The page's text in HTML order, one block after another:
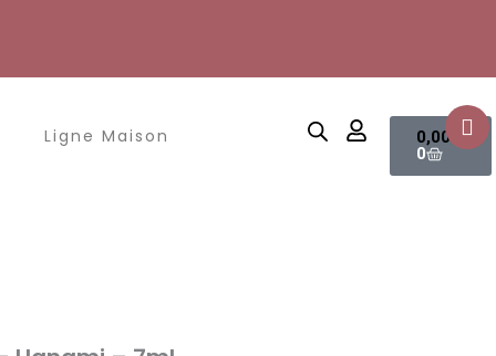
Ligne Maison 0,00
€
0
Panier